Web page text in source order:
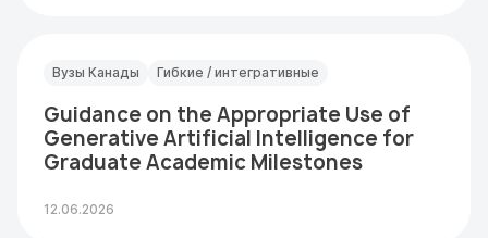
Вузы Канады Гибкие / интегративные
Guidance on the Appropriate Use of
Generative Artificial Intelligence for
Graduate Academic Milestones
12.06.2026